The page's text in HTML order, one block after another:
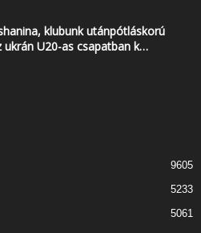
klubunk utánpótláskorú
ukrán U20-as csapatban k…
9605
5233
5061